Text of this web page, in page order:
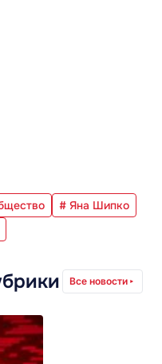
# Яна Шипко
Все новости